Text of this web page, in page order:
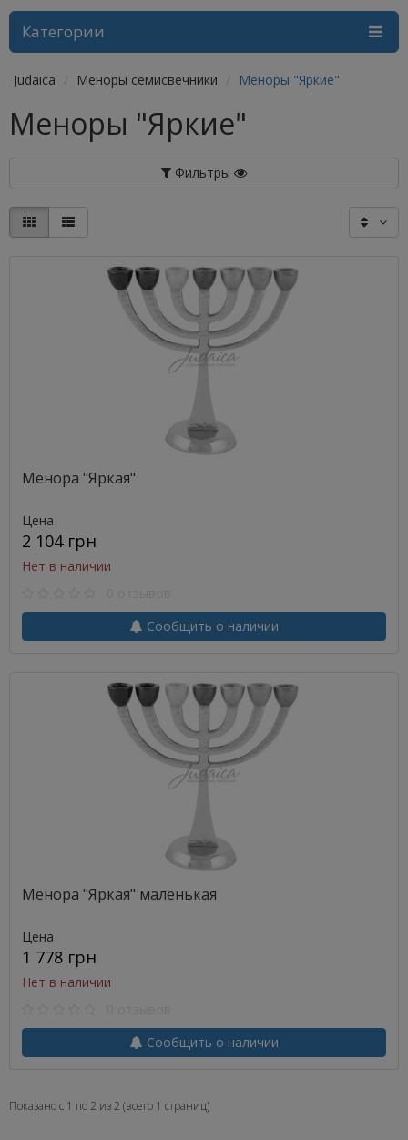
Категории
Judaica Меноры семисвечники Меноры "Яркие"
Меноры "Яркие"
Фильтры
Менора "Яркая"
Цена
2 104 грн
Нет в наличии
Сообщить о наличии
Менора "Яркая" маленькая
Цена
1 778 грн
Нет в наличии
Сообщить о наличии
Показано с 1 по 2 из 2 (всего 1 страниц)